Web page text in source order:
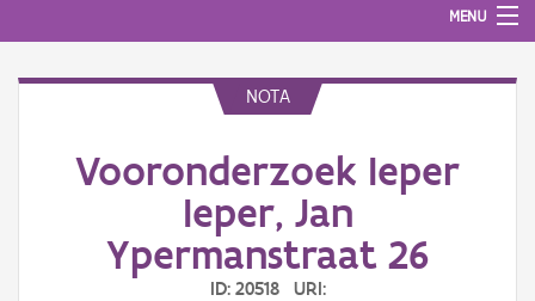
MENU
Aanmelden
NOTA
Vooronderzoek Ieper
Ieper, Jan
Ypermanstraat 26
ID: 20518 URI: